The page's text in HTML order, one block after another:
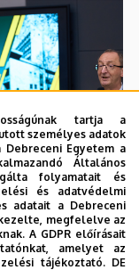
tartja a
személyes adatok
Egyetem a
Általános
folyamatait és
és adatvédelmi
adatait a Debreceni
megfelelve az
A GDPR előírásait
amelyet az
tájékoztató. DE